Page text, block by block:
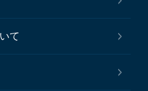
て